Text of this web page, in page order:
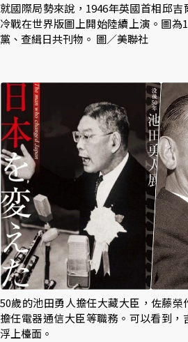
就國際局勢來說，1946年英國首相邱吉
冷戰在世界版圖上開始陸續上演。圖為
黨、查緝日共刊物。 圖／美聯社
50歲的池田勇人擔任大藏大臣，佐藤榮
擔任電器通信大臣等職務。可以看到
浮上檯面。